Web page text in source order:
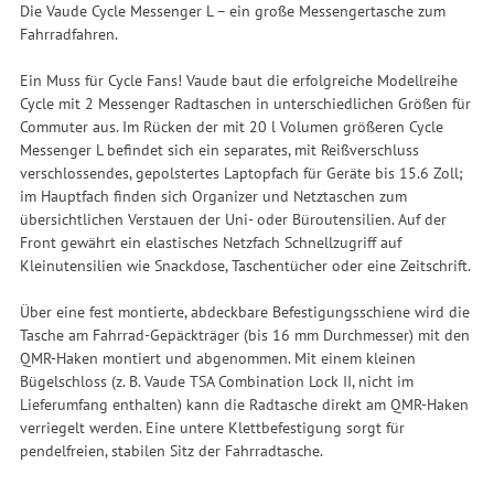
Die Vaude Cycle Messenger L – ein große Messengertasche zum
Fahrradfahren.
Ein Muss für Cycle Fans! Vaude baut die erfolgreiche Modellreihe
Cycle mit 2 Messenger Radtaschen in unterschiedlichen Größen für
Commuter aus. Im Rücken der mit 20 l Volumen größeren Cycle
Messenger L befindet sich ein separates, mit Reißverschluss
verschlossendes, gepolstertes Laptopfach für Geräte bis 15.6 Zoll;
im Hauptfach finden sich Organizer und Netztaschen zum
übersichtlichen Verstauen der Uni- oder Büroutensilien. Auf der
Front gewährt ein elastisches Netzfach Schnellzugriff auf
Kleinutensilien wie Snackdose, Taschentücher oder eine Zeitschrift.
Über eine fest montierte, abdeckbare Befestigungsschiene wird die
Tasche am Fahrrad-Gepäckträger (bis 16 mm Durchmesser) mit den
QMR-Haken montiert und abgenommen. Mit einem kleinen
Bügelschloss (z. B. Vaude TSA Combination Lock II, nicht im
Lieferumfang enthalten) kann die Radtasche direkt am QMR-Haken
verriegelt werden. Eine untere Klettbefestigung sorgt für
pendelfreien, stabilen Sitz der Fahrradtasche.